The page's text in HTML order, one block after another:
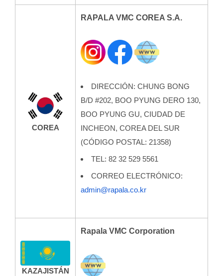
COREA
RAPALA VMC COREA S.A.
DIRECCIÓN: CHUNG BONG
B/D #202, BOO PYUNG DERO 130,
BOO PYUNG GU, CIUDAD DE
INCHEON, COREA DEL SUR
(CÓDIGO POSTAL: 21358)
TEL: 82 32 529 5561
CORREO ELECTRÓNICO:
admin@rapala.co.kr
KAZAJISTÁN
Rapala VMC Corporation